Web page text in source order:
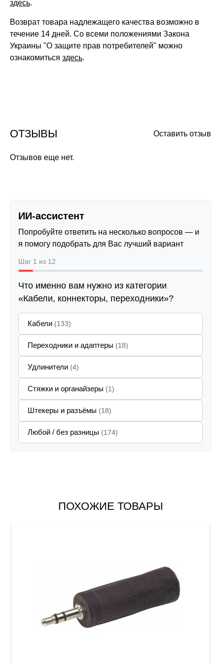
здесь.
Возврат товара надлежащего качества возможно в
течение 14 дней. Со всеми положениями Закона
Украины "О защите прав потребителей" можно
ознакомиться здесь.
Оставить отзыв
ОТЗЫВЫ
Отзывов еще нет.
ИИ-ассистент
Попробуйте ответить на несколько вопросов — и
я помогу подобрать для Вас лучший вариант
Шаг 1 из 12
Что именно вам нужно из категории
«Кабели, коннекторы, переходники»?
Кабели (133)
Переходники и адаптеры (18)
Удлинители (4)
Стяжки и органайзеры (1)
Штекеры и разъёмы (18)
Любой / без разницы (174)
ПОХОЖИЕ ТОВАРЫ